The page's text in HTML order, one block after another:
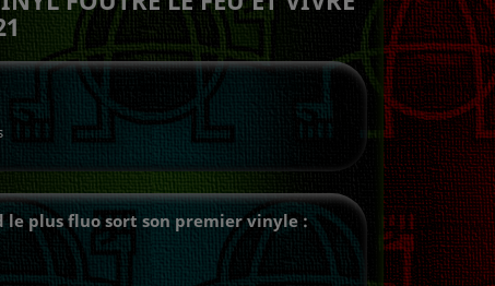
le plus fluo sort son premier vinyle :